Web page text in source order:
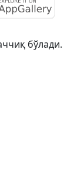
бўлади.